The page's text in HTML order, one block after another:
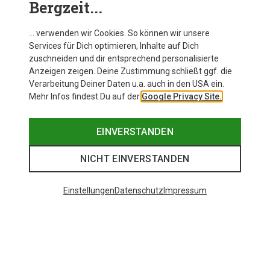
Bergzeit...
… verwenden wir Cookies. So können wir unsere
Services für Dich optimieren, Inhalte auf Dich
zuschneiden und dir entsprechend personalisierte
Anzeigen zeigen. Deine Zustimmung schließt ggf. die
Verarbeitung Deiner Daten u.a. auch in den USA ein.
Mehr Infos findest Du auf der Google Privacy Site.
EINVERSTANDEN
NICHT EINVERSTANDEN
EinstellungenDatenschutz Impressum